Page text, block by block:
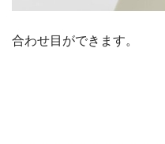
合わせ目ができます。